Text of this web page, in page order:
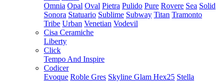
Omnia Opal Oval Pietra Pulido Pure Rovere Sea Solid
Sonora Statuario Sublime Subway Titan Tramonto
Tribe Urban Venetian Vodevil
Cisa Ceramiche
Liberty
Click
Tempo And Inspire
Codicer
Evoque Roble Gres Skyline Glam Hex25 Stella